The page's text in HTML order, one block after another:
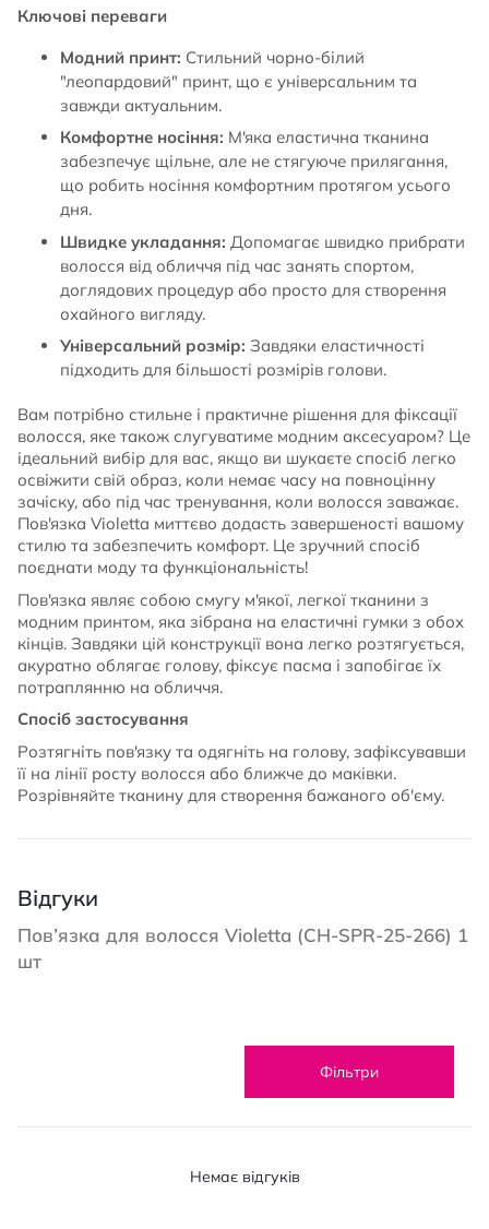
Ключові переваги
Модний принт: Стильний чорно-білий
"леопардовий" принт, що є універсальним та
завжди актуальним.
Комфортне носіння: М'яка еластична тканина
забезпечує щільне, але не стягуюче прилягання,
що робить носіння комфортним протягом усього
дня.
Швидке укладання: Допомагає швидко прибрати
волосся від обличчя під час занять спортом,
доглядових процедур або просто для створення
охайного вигляду.
Універсальний розмір: Завдяки еластичності
підходить для більшості розмірів голови.
Вам потрібно стильне і практичне рішення для фіксації
волосся, яке також слугуватиме модним аксесуаром? Це
ідеальний вибір для вас, якщо ви шукаєте спосіб легко
освіжити свій образ, коли немає часу на повноцінну
зачіску, або під час тренування, коли волосся заважає.
Пов'язка Violetta миттєво додасть завершеності вашому
стилю та забезпечить комфорт. Це зручний спосіб
поєднати моду та функціональність!
Пов'язка являє собою смугу м'якої, легкої тканини з
модним принтом, яка зібрана на еластичні гумки з обох
кінців. Завдяки цій конструкції вона легко розтягується,
акуратно облягає голову, фіксує пасма і запобігає їх
потраплянню на обличчя.
Спосіб застосування
Розтягніть пов'язку та одягніть на голову, зафіксувавши
її на лінії росту волосся або ближче до маківки.
Розрівняйте тканину для створення бажаного об'єму.
Відгуки
Пов’язка для волосся Violetta (CH-SPR-25-266) 1
шт
Фільтри
Немає відгуків